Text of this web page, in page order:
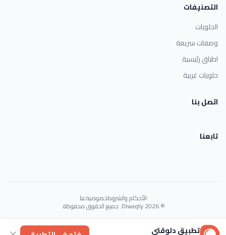
التصنيفات
الحلويات
وصفات سريعة
اطباق رئيسية
حلويات غربية
اتصل بنا
تابعنا
الأحكام والشروطخصوصيةعنا
© 2026 Dlwaqty. جميع الحقوق محفوظة.
Powered byGAIT
تطبيق دلوقتي